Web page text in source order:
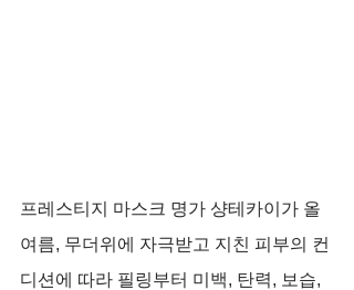
프레스티지 마스크 명가 샹테카이가 올
여름, 무더위에 자극받고 지친 피부의 컨
디션에 따라 필링부터 미백, 탄력, 보습,